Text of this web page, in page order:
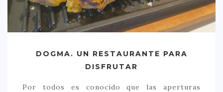
DOGMA. UN RESTAURANTE PARA
DISFRUTAR
Por todos es conocido que las aperturas